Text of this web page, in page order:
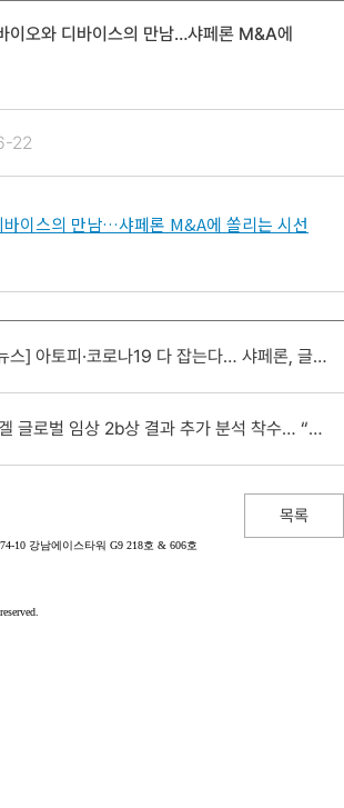
이오와 디바이스의 만남…샤페론 M&A에
22
바이스의 만남…샤페론 M&A에 쏠리는 시선
[핀포인트뉴스] 아토피·코로나19 다 잡는다… 샤페론, 글로벌 임상 순항에 ‘눈길’
샤페론, 누겔 글로벌 임상 2b상 결과 추가 분석 착수… “보습제 등 외부 요인 영향 가능성”
목록
10 강남에이스타워 G9 218호 & 606호